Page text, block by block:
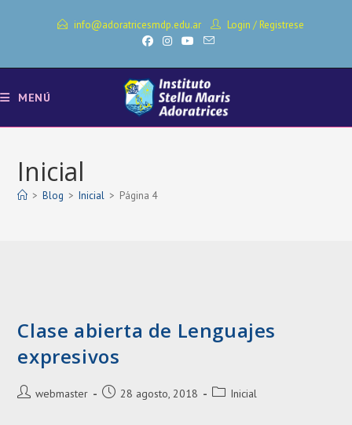
info@adoratricesmdp.edu.ar Login / Registrese
MENÚ
Inicial
> Blog > Inicial > Página 4
Clase abierta de Lenguajes
expresivos
Autorwebmaster
Entrada28 agosto, 2018
Categoría
Inicial